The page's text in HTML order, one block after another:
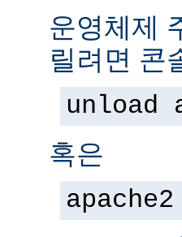
운영체제
릴려면 콘
unload
혹은